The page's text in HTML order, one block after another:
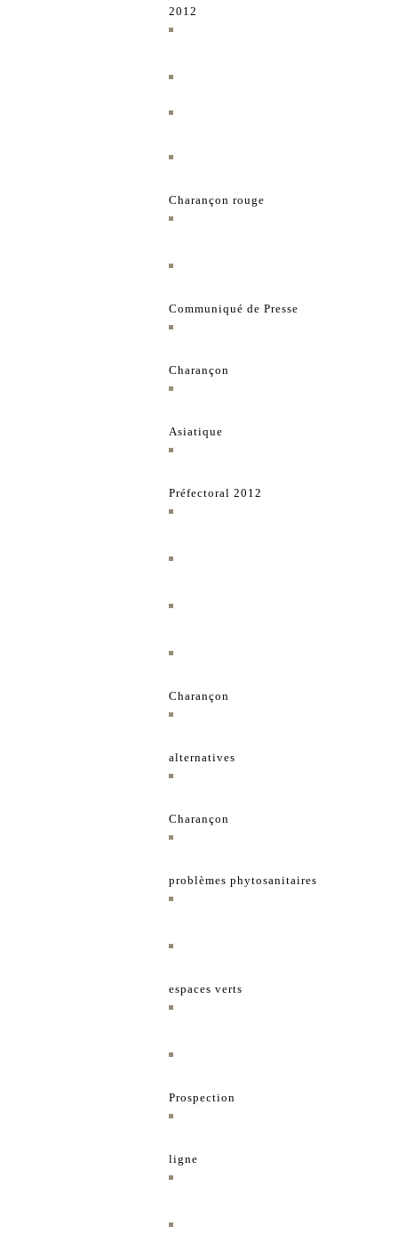
2012
Charançon rouge
Communiqué de Presse
Charançon
Asiatique
Préfectoral 2012
Charançon
alternatives
Charançon
problèmes phytosanitaires
espaces verts
Prospection
ligne